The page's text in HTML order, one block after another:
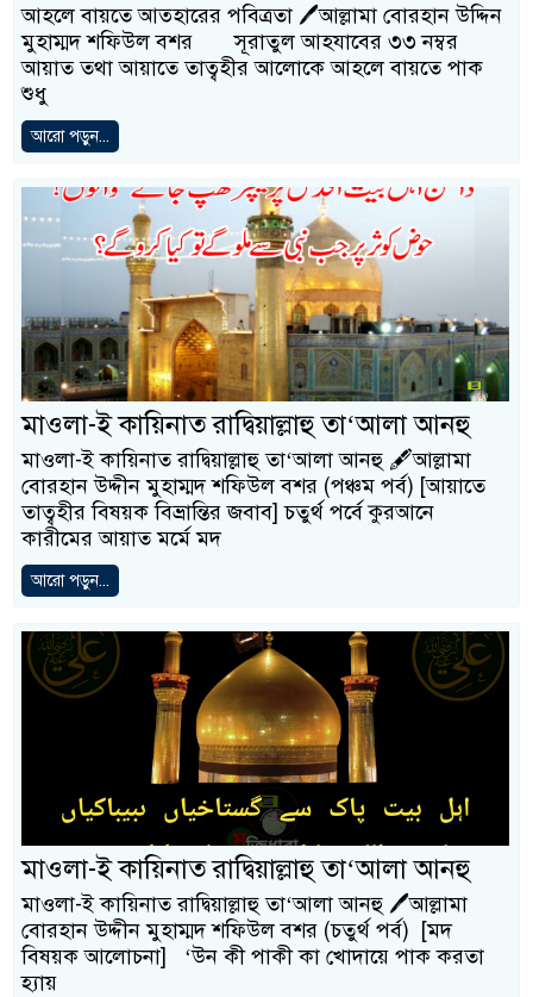
আহলে বায়তে আত্হারের পবিত্রতা 🖊আল্লামা বোরহান উদ্দিন
মুহাম্মদ শফিউল বশর সূরাতুল আহযাবের ৩৩ নম্বর
আয়াত তথা আয়াতে তাত্বহীর আলোকে আহলে বায়তে পাক
শুধু
আরো পড়ুন...
মাওলা-ই কায়িনাত রাদ্বিয়াল্লাহু তা‘আলা আনহু
মাওলা-ই কায়িনাত রাদ্বিয়াল্লাহু তা‘আলা আনহু 🖋আল্লামা
বোরহান উদ্দীন মুহাম্মদ শফিউল বশর (পঞ্চম পর্ব) [আয়াতে
তাত্বহীর বিষয়ক বিভ্রান্তির জবাব] চতুর্থ পর্বে কুরআনে
কারীমের আয়াত মর্মে মদ
আরো পড়ুন...
মাওলা-ই কায়িনাত রাদ্বিয়াল্লাহু তা‘আলা আনহু
মাওলা-ই কায়িনাত রাদ্বিয়াল্লাহু তা‘আলা আনহু 🖊আল্লামা
বোরহান উদ্দীন মুহাম্মদ শফিউল বশর (চতুর্থ পর্ব) [মদ
বিষয়ক আলোচনা] ‘উন কী পাকী কা খোদায়ে পাক করতা
হ্যায়